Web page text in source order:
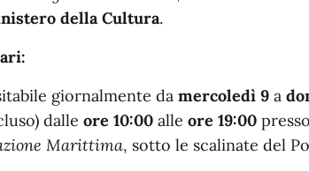
della Cultura.
giornalmente da mercoledì 9 a
dalle ore 10:00 alle ore 19:00 presso
Marittima, sotto le scalinate del